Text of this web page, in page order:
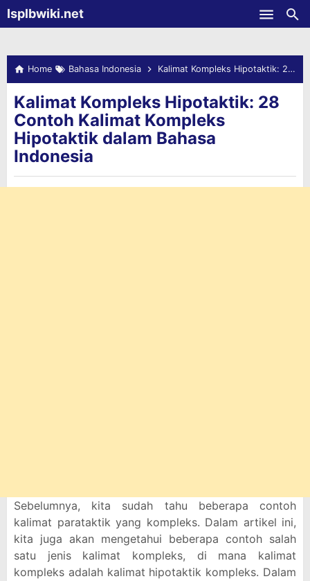
-->Isplbwiki.net
Home Bahasa Indonesia Kalimat Kompleks Hipotaktik: 28 Contoh Kalimat Kompleks Hipotaktik dalam Bahasa Indonesia
Kalimat Kompleks Hipotaktik: 28
Contoh Kalimat Kompleks
Hipotaktik dalam Bahasa
Indonesia
Sebelumnya, kita sudah tahu beberapa contoh
kalimat parataktik yang kompleks. Dalam artikel ini,
kita juga akan mengetahui beberapa contoh salah
satu jenis kalimat kompleks, di mana kalimat
kompleks adalah kalimat hipotaktik kompleks. Dalam